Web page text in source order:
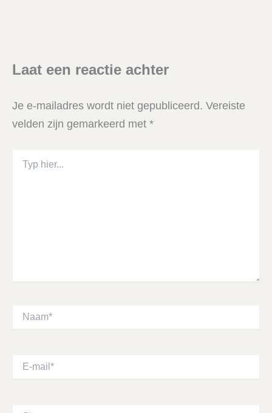
Laat een reactie achter
Je e-mailadres wordt niet gepubliceerd. Vereiste
velden zijn gemarkeerd met *
hier...
mail*